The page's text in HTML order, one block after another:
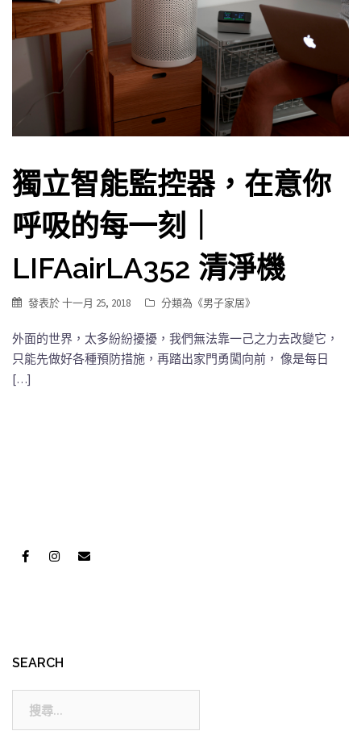
獨立智能監控器，在意你
呼吸的每一刻｜
LIFAairLA352 清淨機
發表於十一月 25, 2018 分類為《男子家居》
外面的世界，太多紛紛擾擾，我們無法靠一己之力去改變它，
只能先做好各種預防措施，再踏出家門勇闖向前， 像是每日
[…]
SEARCH